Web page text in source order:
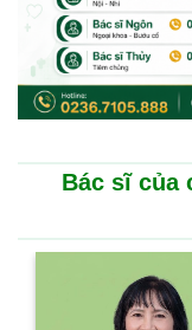
Bác sĩ của